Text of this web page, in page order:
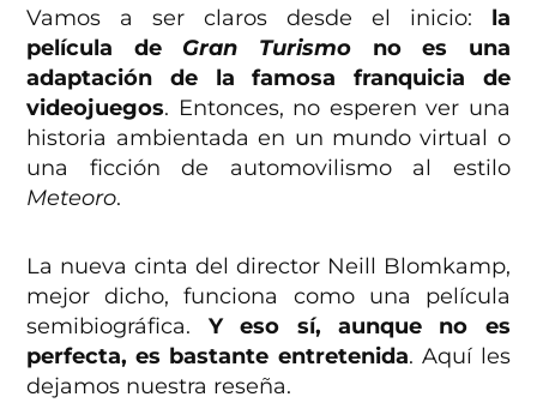
Vamos a ser claros desde el inicio: la
película de Gran Turismo no es una
adaptación de la famosa franquicia de
videojuegos. Entonces, no esperen ver una
historia ambientada en un mundo virtual o
una ficción de automovilismo al estilo
Meteoro.
La nueva cinta del director Neill Blomkamp,
mejor dicho, funciona como una película
semibiográfica. Y eso sí, aunque no es
perfecta, es bastante entretenida. Aquí les
dejamos nuestra reseña.